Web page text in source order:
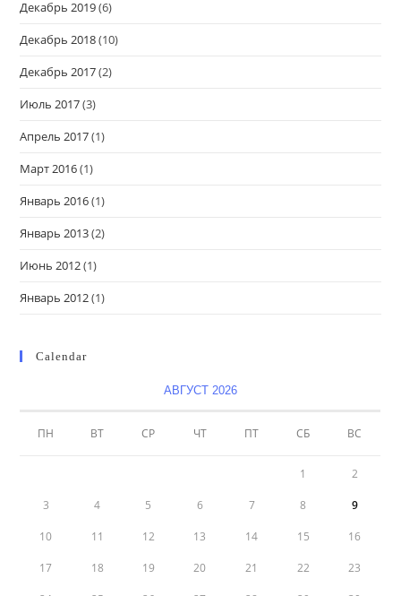
Декабрь 2019(6)
Декабрь 2018(10)
Декабрь 2017(2)
Июль 2017(3)
Апрель 2017(1)
Март 2016(1)
Январь 2016(1)
Январь 2013(2)
Июнь 2012(1)
Январь 2012(1)
Calendar
АВГУСТ 2026
ПН ВТ СР ЧТ ПТ СБ ВС
1 2
3 4 5 6 7 8 9
10 11 12 13 14 15 16
17 18 19 20 21 22 23